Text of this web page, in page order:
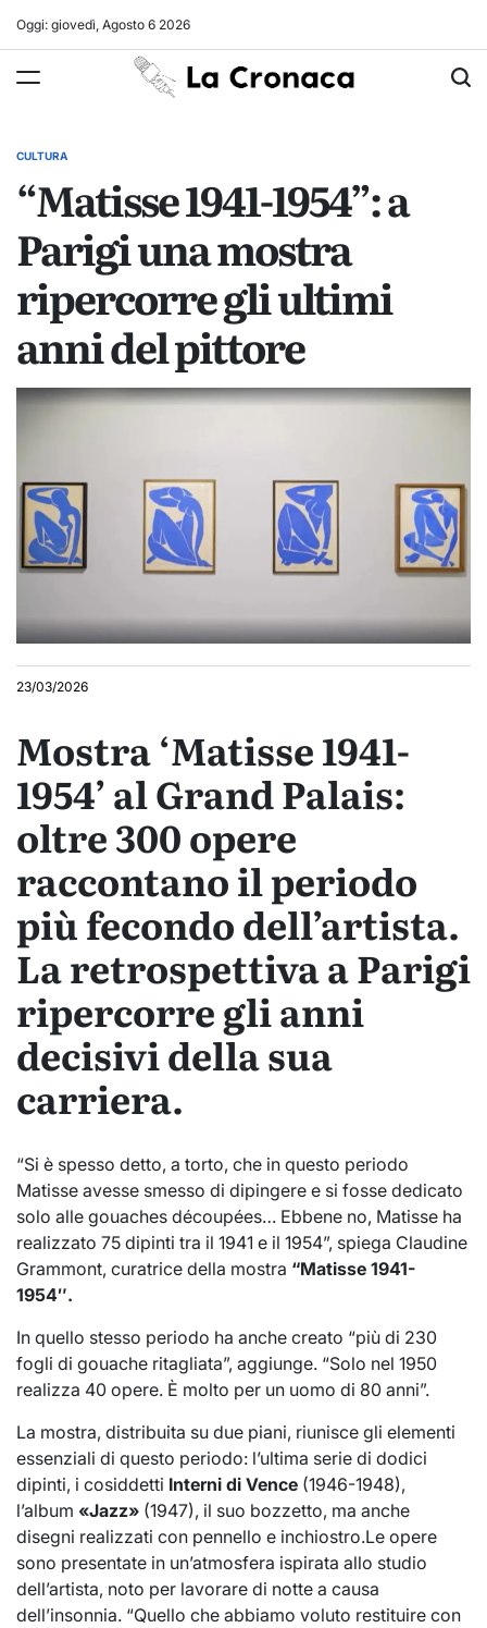
Oggi: giovedì, Agosto 6 2026
La
Cronaca
POSTED
CULTURA
“Matisse 1941-1954”: a
Parigi una mostra
ripercorre gli ultimi
anni del pittore
23/03/2026
Mostra ‘Matisse 1941-
1954’ al Grand Palais:
oltre 300 opere
raccontano il periodo
più fecondo dell’artista.
La retrospettiva a Parigi
ripercorre gli anni
decisivi della sua
carriera.
“Si è spesso detto, a torto, che in questo periodo
Matisse avesse smesso di dipingere e si fosse dedicato
solo alle gouaches découpées… Ebbene no, Matisse ha
realizzato 75 dipinti tra il 1941 e il 1954”, spiega Claudine
Grammont, curatrice della mostra “Matisse 1941-
1954″.
In quello stesso periodo ha anche creato “più di 230
fogli di gouache ritagliata”, aggiunge. “Solo nel 1950
realizza 40 opere. È molto per un uomo di 80 anni”.
La mostra, distribuita su due piani, riunisce gli elementi
essenziali di questo periodo: l’ultima serie di dodici
dipinti, i cosiddetti Interni di Vence (1946-1948),
l’album «Jazz» (1947), il suo bozzetto, ma anche
disegni realizzati con pennello e inchiostro.Le opere
sono presentate in un’atmosfera ispirata allo studio
dell’artista, noto per lavorare di notte a causa
dell’insonnia. “Quello che abbiamo voluto restituire con